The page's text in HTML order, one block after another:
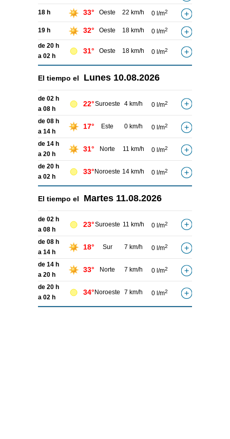
18 h 33° Oeste 22 km/h 0 l/m2
19 h 32° Oeste 18 km/h 0 l/m2
de 20 h
a 02 h
31° Oeste 18 km/h 0 l/m2
El tiempo el Lunes 10.08.2026
de 02 h
a 08 h
22°Suroeste 4 km/h 0 l/m2
de 08 h
a 14 h
17° Este 0 km/h 0 l/m2
de 14 h
a 20 h
31° Norte 11 km/h 0 l/m2
de 20 h
a 02 h
33° Noroeste 14 km/h 0 l/m2
El tiempo el Martes 11.08.2026
de 02 h
a 08 h
23°Suroeste 11 km/h 0 l/m2
de 08 h
a 14 h
18° Sur 7 km/h 0 l/m2
de 14 h
a 20 h
33° Norte 7 km/h 0 l/m2
de 20 h
a 02 h
34° Noroeste 7 km/h 0 l/m2